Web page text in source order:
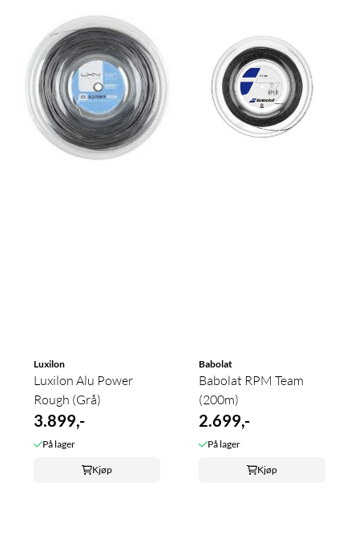
Luxilon
Luxilon Alu Power
Rough (Grå)
3.899,-
På lager
Kjøp
Babolat
Babolat RPM Team
(200m)
2.699,-
På lager
Kjøp